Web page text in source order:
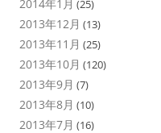
2014年1月 (25)
2013年12月 (13)
2013年11月 (25)
2013年10月 (120)
2013年9月 (7)
2013年8月 (10)
2013年7月 (16)